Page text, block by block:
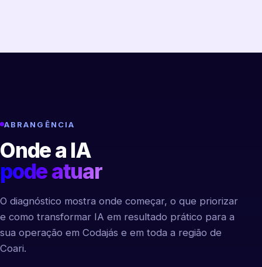
ABRANGÊNCIA
Onde a IA
pode atuar
O diagnóstico mostra onde começar, o que priorizar
e como transformar IA em resultado prático para a
sua operação em Codajás e em toda a região de
Coari.